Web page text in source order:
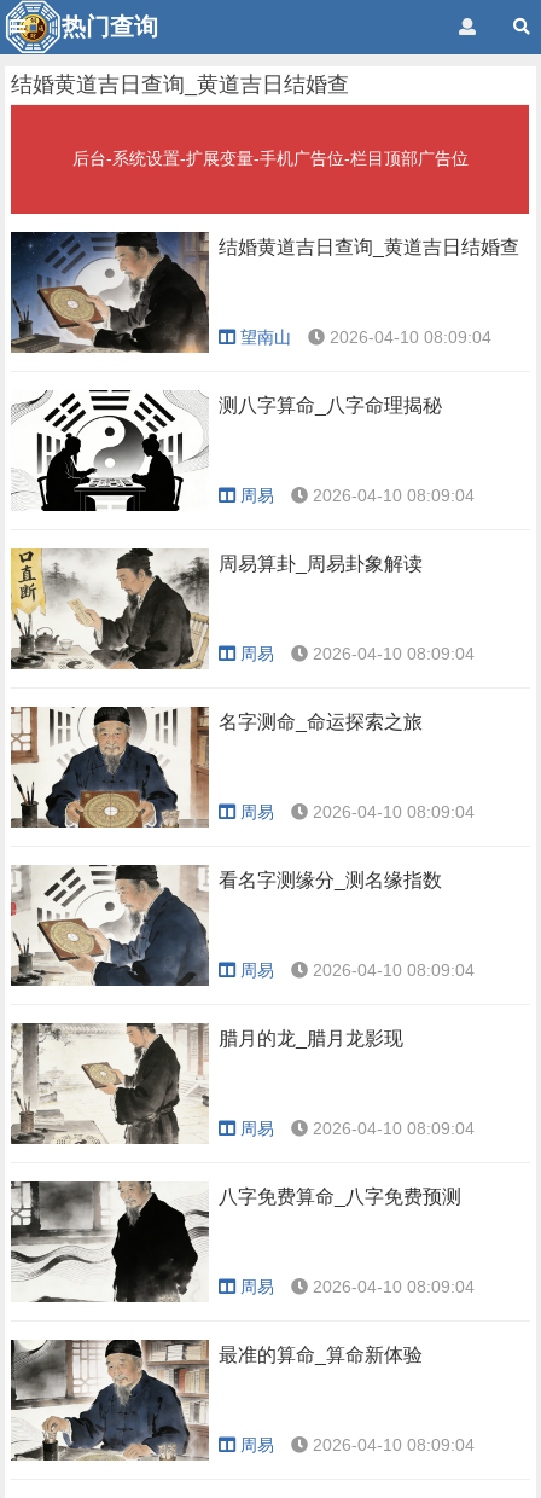
热门查询
结婚黄道吉日查询_黄道吉日结婚查
后台-系统设置-扩展变量-手机广告位-栏目顶部广告位
结婚黄道吉日查询_黄道吉日结婚查
望南山 2026-04-10 08:09:04
测八字算命_八字命理揭秘
周易 2026-04-10 08:09:04
周易算卦_周易卦象解读
周易 2026-04-10 08:09:04
名字测命_命运探索之旅
周易 2026-04-10 08:09:04
看名字测缘分_测名缘指数
周易 2026-04-10 08:09:04
腊月的龙_腊月龙影现
周易 2026-04-10 08:09:04
八字免费算命_八字免费预测
周易 2026-04-10 08:09:04
最准的算命_算命新体验
周易 2026-04-10 08:09:04